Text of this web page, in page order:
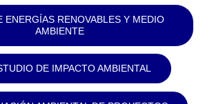
ENERGÍAS RENOVABLES Y MEDIO
AMBIENTE
DE IMPACTO AMBIENTAL